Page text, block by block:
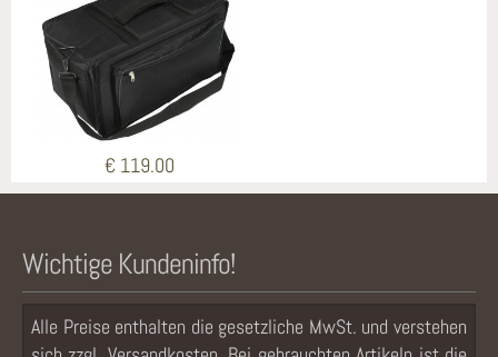
€ 119.00
Wichtige Kundeninfo!
Alle Preise enthalten die gesetzliche MwSt. und verstehen